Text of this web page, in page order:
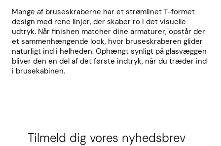
Mange af bruseskraberne har et strømlinet T-formet
design med rene linjer, der skaber ro i det visuelle
udtryk. Når finishen matcher dine armaturer, opstår der
et sammenhængende look, hvor bruseskraberen glider
naturligt ind i helheden. Ophængt synligt på glasvæggen
bliver den en del af det første indtryk, når du træder ind
i brusekabinen.
Tilmeld dig vores nyhedsbrev